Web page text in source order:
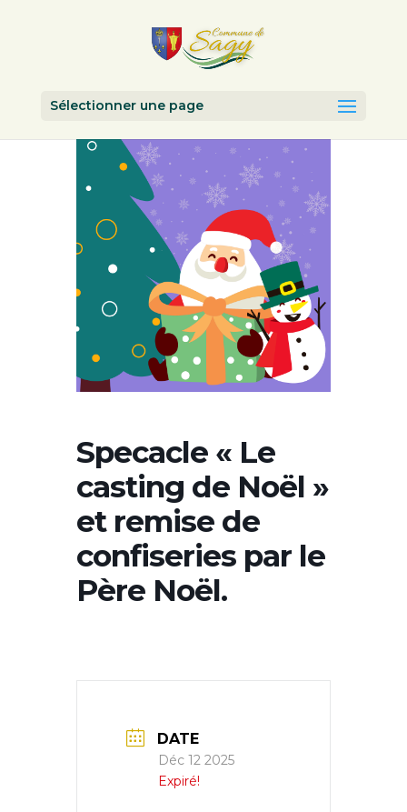
Sélectionner une page
Specacle « Le
casting de Noël »
et remise de
confiseries par le
Père Noël.
DATE
Déc 12 2025
Expiré!